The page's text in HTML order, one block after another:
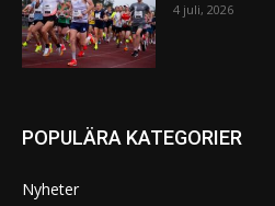
4 juli, 2026
POPULÄRA KATEGORIER
Nyheter